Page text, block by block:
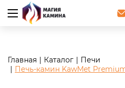
<meta name="robots"
Главная Каталог
Печи
Печь-камин KawMet Premium